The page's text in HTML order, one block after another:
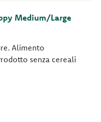
Medium/Large
Alimento
senza cereali